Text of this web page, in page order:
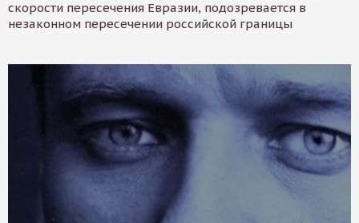
скорости пересечения Евразии, подозревается в
незаконном пересечении российской границы